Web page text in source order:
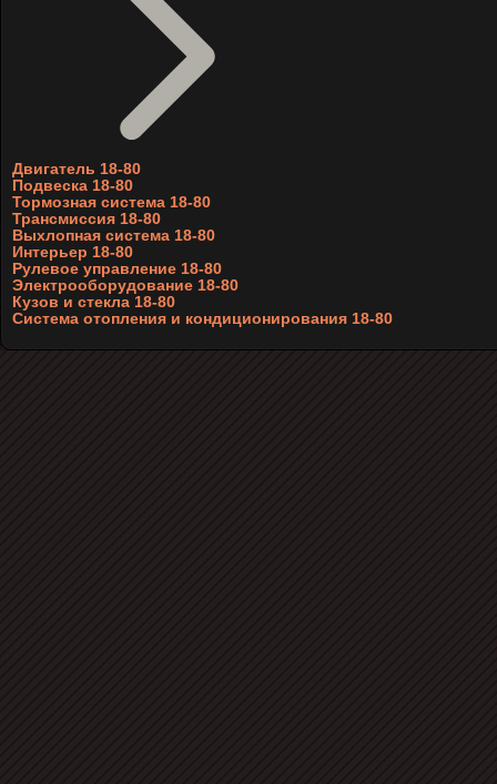
Двигатель 18-80
Подвеска 18-80
Тормозная система 18-80
Трансмиссия 18-80
Выхлопная система 18-80
Интерьер 18-80
Рулевое управление 18-80
Электрооборудование 18-80
Кузов и стекла 18-80
Система отопления и кондиционирования 18-80